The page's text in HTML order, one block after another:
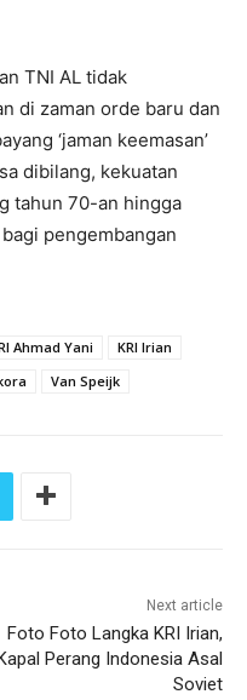
TNI AL tidak
di zaman orde baru dan
‘jaman keemasan’
dibilang, kekuatan
tahun 70-an hingga
pengembangan
Ahmad Yani
KRI Irian
Van Speijk
Next article
Foto Foto Langka KRI Irian,
Perang Indonesia Asal
Soviet